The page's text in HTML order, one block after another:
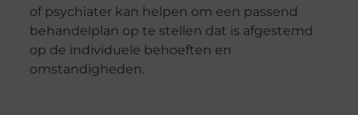
of psychiater kan helpen om een passend
behandelplan op te stellen dat is afgestemd
op de individuele behoeften en
omstandigheden.